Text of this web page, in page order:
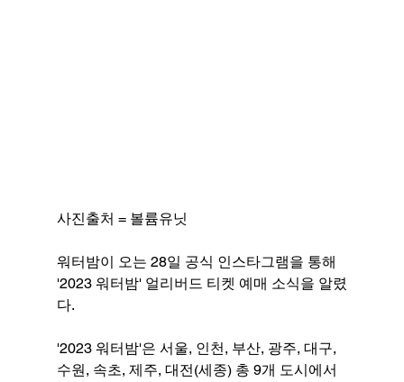
사진출처 = 볼륨유닛
워터밤이 오는 28일 공식 인스타그램을 통해
'2023 워터밤' 얼리버드 티켓 예매 소식을 알렸
다.
'2023 워터밤'은 서울, 인천, 부산, 광주, 대구,
수원, 속초, 제주, 대전(세종) 총 9개 도시에서